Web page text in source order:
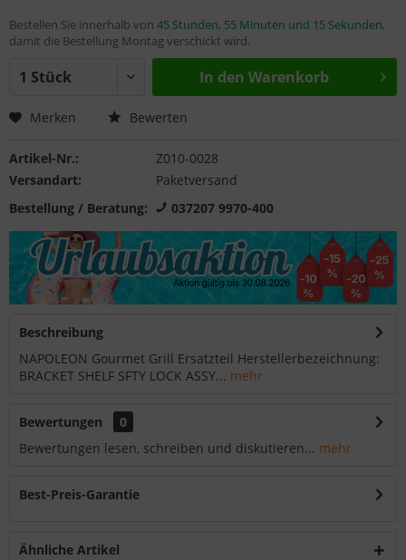
Bestellen Sie innerhalb von 45 Stunden, 55 Minuten und 15 Sekunden,
damit die Bestellung Montag verschickt wird.
In den Warenkorb
Merken Bewerten
Artikel-Nr.:
Z010-0028
Versandart:
Paketversand
Bestellung / Beratung:
037207 9970-400
Beschreibung
NAPOLEON Gourmet Grill Ersatzteil Herstellerbezeichnung:
BRACKET SHELF SFTY LOCK ASSY... mehr
Bewertungen
0
Bewertungen lesen, schreiben und diskutieren... mehr
Best-Preis-Garantie
Ähnliche Artikel